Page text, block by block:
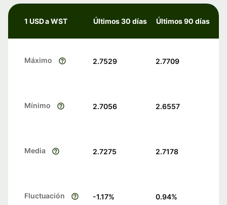
1 USD a WST Últimos 30 días Últimos 90 días
Máximo 2.7529 2.7709
Mínimo 2.7056 2.6557
Media 2.7275 2.7178
Fluctuación -1.17% 0.94%